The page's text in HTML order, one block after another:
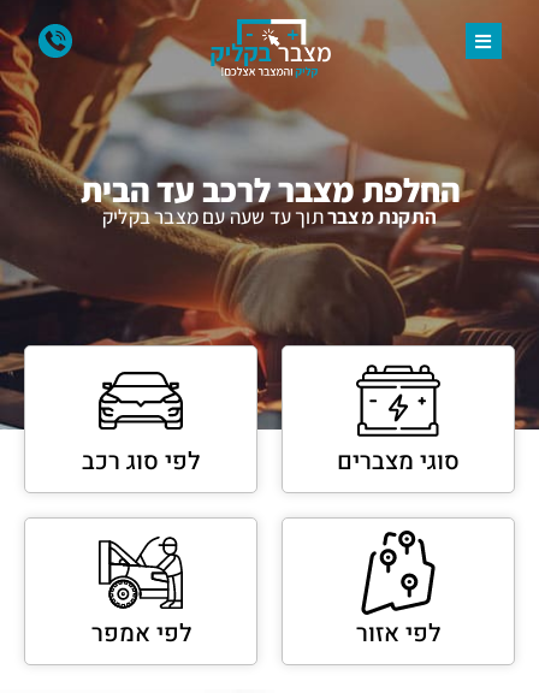
החלפת מצבר לרכב עד הבית
התקנת מצברתוך עד שעה עם מצבר בקליק
סוגי מצברים לפי סוג רכב
לפי אזור לפי אמפר